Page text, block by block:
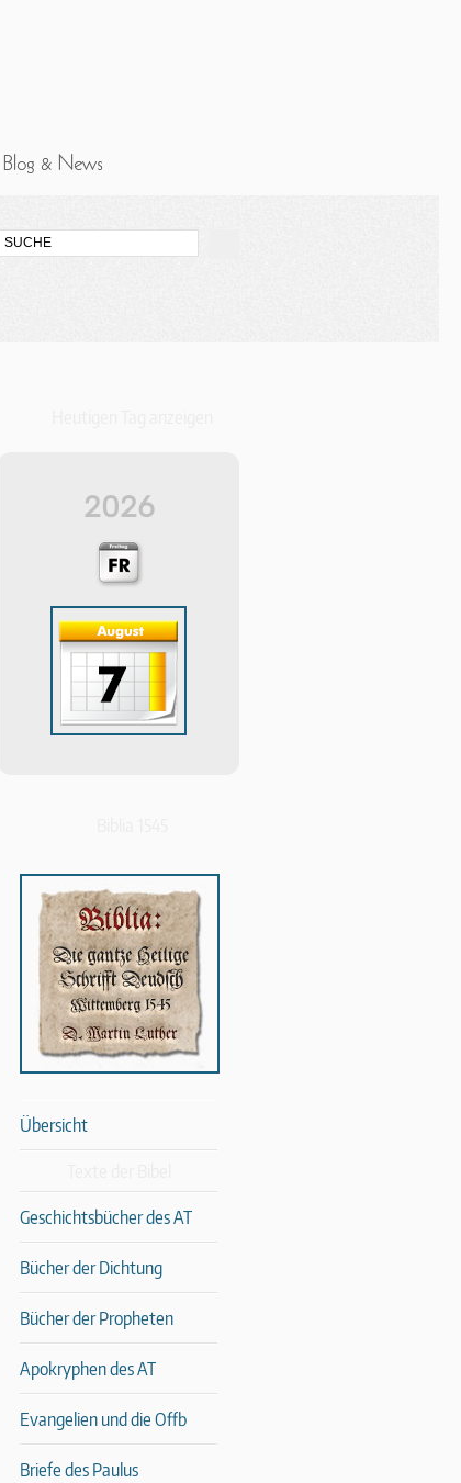
2026
Übersicht
Geschichtsbücher des AT
Bücher der Dichtung
Bücher der Propheten
Apokryphen des AT
Evangelien und die Offb
Briefe des Paulus